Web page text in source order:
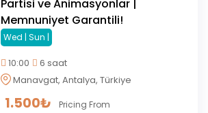
Partisi ve Animasyonlar |
Memnuniyet Garantili!
Wed | Sun |
10:00
6 saat
Manavgat, Antalya, Türkiye
1.500₺ Pricing From